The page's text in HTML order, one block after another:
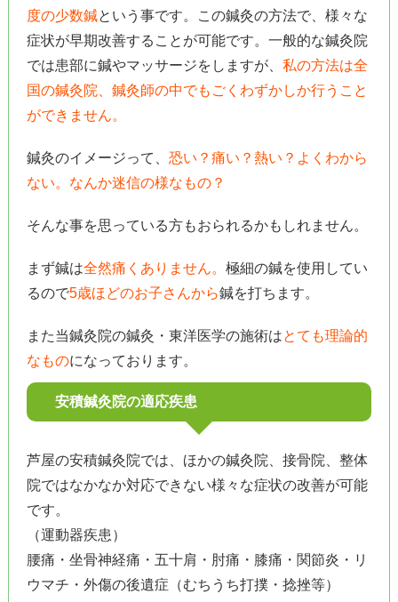
度の少数鍼という事です。この鍼灸の方法で、様々な
症状が早期改善することが可能です。一般的な鍼灸院
では患部に鍼やマッサージをしますが、 私の方法は全
国の鍼灸院、鍼灸師の中でもごくわずかしか行うこと
ができません。
鍼灸のイメージって、 恐い？痛い？熱い？よくわから
ない。なんか迷信の様なもの？
そんな事を思っている方もおられるかもしれません。
まず鍼は全然痛くありません。 極細の鍼を使用してい
るので5歳ほどのお子さんから鍼を打ちます。
また当鍼灸院の鍼灸・東洋医学の施術はとても理論的
なものになっております。
安積鍼灸院の適応疾患
芦屋の安積鍼灸院では、ほかの鍼灸院、接骨院、整体
院ではなかなか対応できない様々な症状の改善が可能
です。
（運動器疾患）
腰痛・坐骨神経痛・五十肩・肘痛・膝痛・関節炎・リ
ウマチ・外傷の後遺症（むちうち打撲・捻挫等）